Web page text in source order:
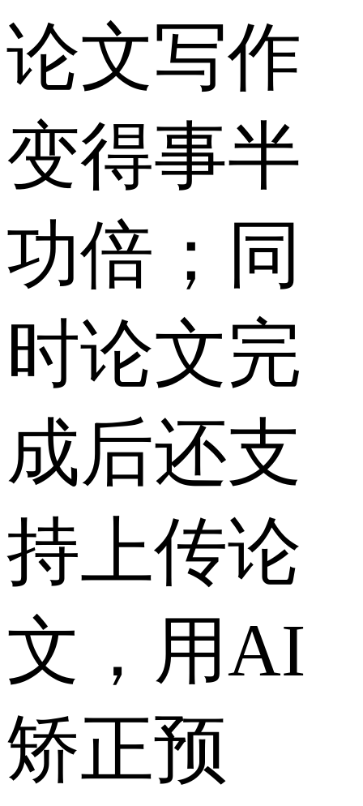
论文写作
变得事半
功倍；同
时论文完
成后还支
持上传论
文，用AI
矫正预